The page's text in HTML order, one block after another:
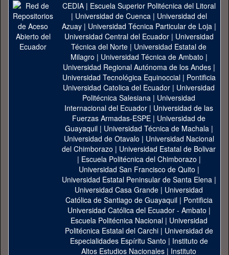
CEDIA| Escuela Superior Politécnica del Litoral
| Universidad de Cuenca| Universidad del
Azuay| Universidad Técnica Particular de Loja|
Universidad Central del Ecuador| Universidad
Técnica del Norte | Universidad Estatal de
Milagro | Universidad Técnica de Ambato |
Universidad Regional Autónoma de los Andes|
Universidad Tecnológica Equinoccial| Pontificia
Universidad Catolica del Ecuador | Universidad
Politécnica Salesiana | Universidad
Internacional del Ecuador | Universidad de las
Fuerzas Armadas-ESPE | Universidad de
Guayaquil| Universidad Técnica de Machala|
Universidad de Otavalo | Universidad Nacional
del Chimborazo | Universidad Estatal de Bolivar
| Escuela Politécnica del Chimborazo |
Universidad San Francisco de Quito |
Universidad Estatal Peninsular de Santa Elena|
Universidad Casa Grande | Universidad
Católica de Santiago de Guayaquil| Pontificia
Universidad Católica del Ecuador - Ambato |
Escuela Politécnica Nacional| Universidad
Politécnica Estatal del Carchi| Universidad de
Especialidades Espíritu Santo | Instituto de
Altos Estudios Nacionales | Instituto